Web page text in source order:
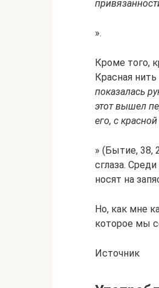
».
Кроме того,
Красная
показалась
этот вышел
его, с
» (Бытие, 38,
сглаза.
носят на
Но, как мне
которое мы
Источник